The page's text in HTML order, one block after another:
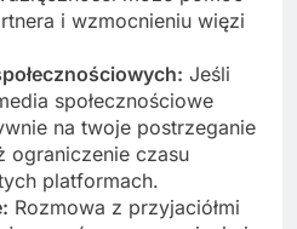
i wzmocnieniu więzi
Jeśli
społecznościowe
na twoje postrzeganie
ograniczenie czasu
platformach.
Rozmowa z przyjaciółmi